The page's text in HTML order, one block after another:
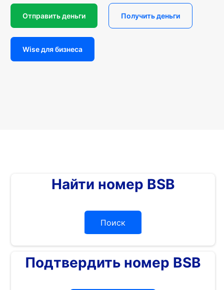
Отправить деньги Получить деньги
Wise для бизнеса
Найти номер BSB
Поиск
Подтвердить номер BSB